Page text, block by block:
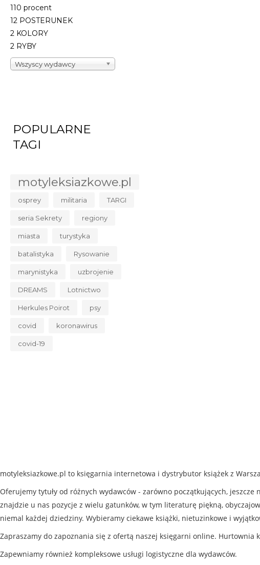
110 procent
12 POSTERUNEK
2 KOLORY
2 RYBY
Wszyscy wydawcy
POPULARNE
TAGI
motyleksiazkowe.pl
osprey militaria TARGI
seria Sekrety regiony
miasta turystyka
batalistyka Rysowanie
marynistyka uzbrojenie
DREAMS Lotnictwo
Herkules Poirot psy
covid koronawirus
covid-19
motyleksiazkowe.pl to księgarnia internetowa i dystrybutor książek z
Oferujemy tytuły od różnych wydawców - zarówno początkujących,
znajdzie u nas pozycje z wielu gatunków, w tym literaturę piękną,
niemal każdej dziedziny. Wybieramy ciekawe książki, nietuzinkowe i
Zapraszamy do zapoznania się z ofertą naszej księgarni online.
Zapewniamy również kompleksowe usługi logistyczne dla wydawców.